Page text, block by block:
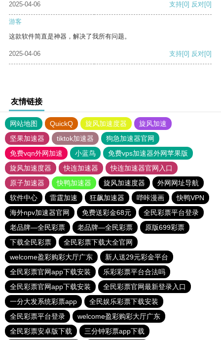
2025-04-06
支持[0] 反对[0]
游客
这款软件简直是神器，解决了我所有问题。
2025-04-06 支持[0] 反对[0]
友情链接
网站地图 QuickQ 旋风加速度器
旋风加速
坚果加速器
tiktok加速器
狗急加速器官网
免费vqn外网加速
小蓝鸟
免费vps加速器外网苹果版
旋风加速度器
快连加速器
快连加速器官网入口
原子加速器
快鸭加速器 旋风加速度器
外网网址导航
软件中心
雷霆加速 狂飙加速器 哔咔漫画
快鸭VPN
海外npv加速器官网
免费送彩金68元
全民彩票平台登录
老品牌—全民彩票
老品牌—全民彩票
原版699彩票
下载全民彩票
全民彩票下载大全官网
welcome盈彩购彩大厅广东
新人送29元彩金平台
全民彩票官网app下载安装
乐彩彩票平台合法吗
全民彩票官网app下载安装
全民彩票官网最新登录入口
一分大发系统彩票app
全民娱乐彩票下载安装
全民彩票平台登录
welcome盈彩购彩大厅广东
全民彩票安卓版下载
三分钟彩票app下载